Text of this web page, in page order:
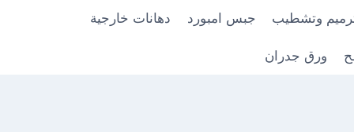
وتشطيب جبس امبورد دهانات خارجية
ورق جدران